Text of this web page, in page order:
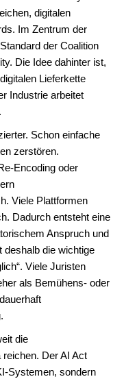
digitalen
Im Zentrum der
der Coalition
Die Idee dahinter ist,
Lieferkette
Industrie arbeitet
Schon einfache
zerstören.
Encoding oder
Viele Plattformen
Dadurch entsteht eine
Anspruch und
deshalb die wichtige
Viele Juristen
als Bemühens- oder
die
Der AI Act
Systemen, sondern